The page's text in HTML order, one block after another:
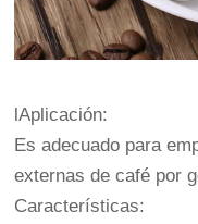
lAplicación:
Es adecuado para
externas de café por
Características: